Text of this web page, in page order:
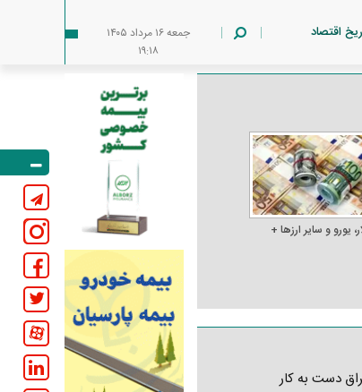
اقتصاد
جمعه ۱۶ مرداد ۱۴۰۵
۱۹:۱۸
یورو و سایر ارز‌ها +
دست به کار